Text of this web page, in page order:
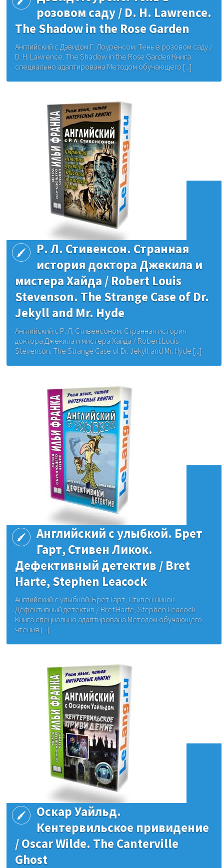
розовом саду / D. H. Lawrence.
The Shadow in the Rose Garden
Английский с Дэвидом Г. Лоуренсом. Тень в розовом саду /
D. H. Lawrence. The Shadow in the Rose Garden Книга
специально адаптирована Методом обучающего [...]
Р. Л. Стивенсон. Странная
история доктора Джекила и
мистера Хайда / Robert Louis
Stevenson. The Strange Case of Dr.
Jekyll and Mr. Hyde
Английский с Р. Л. Стивенсоном. Странная история
доктора Джекила и мистера Хайда / Robert Louis
Stevenson. The Strange Case of Dr. Jekyll and Mr. Hyde [...]
Английский с улыбкой. Брет
Гарт, Стивен Ликок.
Дефективный детектив / Bret
Harte, Stephen Leacock
Английский с улыбкой. Брет Гарт, Стивен Ликок.
Дефективный детектив / Bret Harte, Stephen Leacock
Книга специально адаптирована Методом обучающего
чтения [...]
Оскар Уайльд.
Кентервильское привидение
/ Oscar Wilde. The Canterville
Ghost